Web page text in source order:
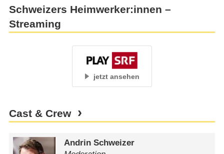
Schweizers Heimwerker:innen –
Streaming
jetzt ansehen
Cast & Crew
Andrin Schweizer